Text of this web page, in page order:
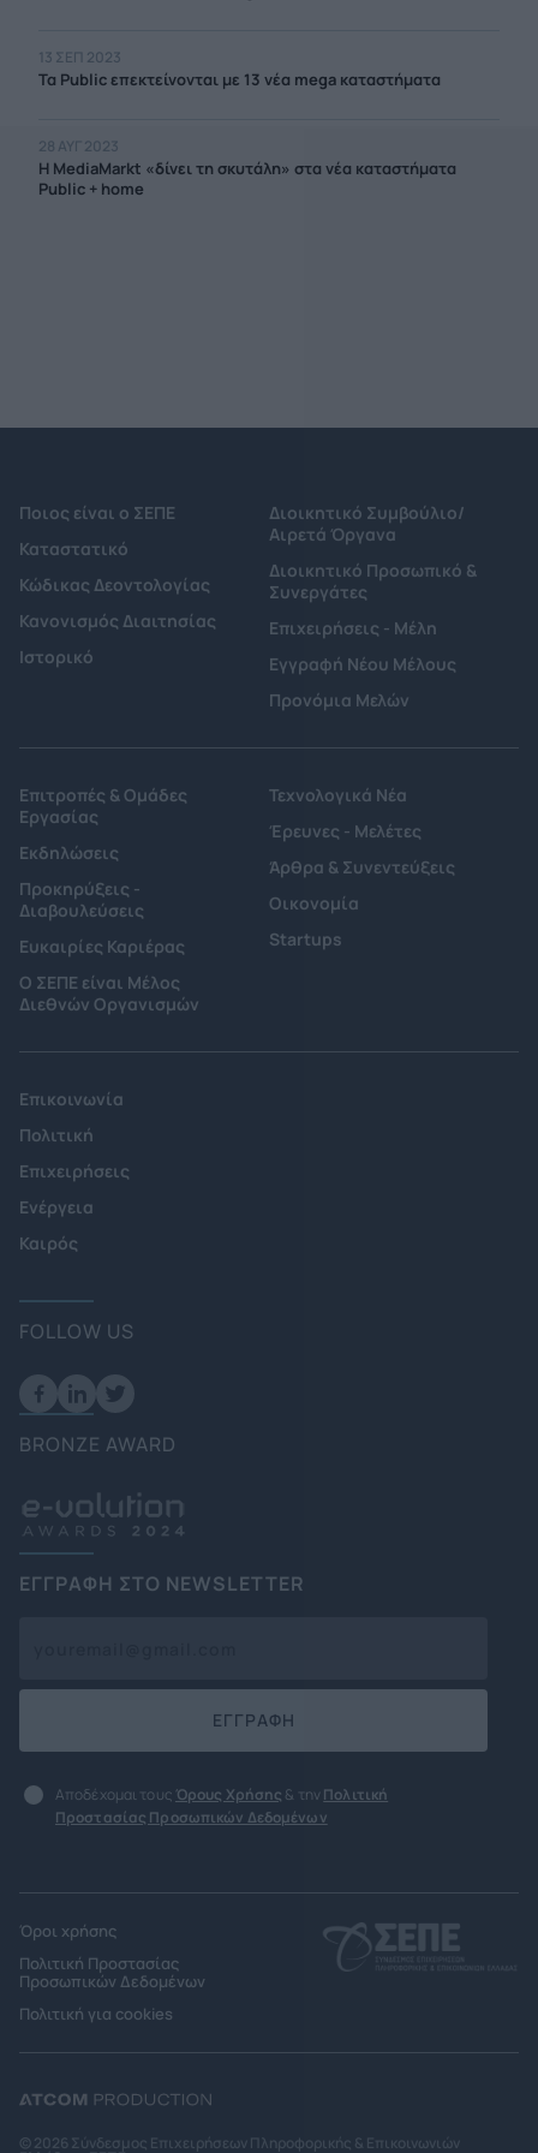
13 ΣΕΠ 2023
Τα Public επεκτείνονται με 13 νέα mega καταστήματα
28 ΑΥΓ 2023
Η MediaMarkt «δίνει τη σκυτάλη» στα νέα καταστήματα
Public + home
Ποιος είναι ο ΣΕΠΕ
Καταστατικό
Κώδικας Δεοντολογίας
Κανονισμός Διαιτησίας
Ιστορικό
Διοικητικό Συμβούλιο/
Αιρετά Όργανα
Διοικητικό Προσωπικό &
Συνεργάτες
Επιχειρήσεις - Μέλη
Εγγραφή Νέου Μέλους
Προνόμια Μελών
Επιτροπές & Ομάδες
Εργασίας
Εκδηλώσεις
Προκηρύξεις -
Διαβουλεύσεις
Ευκαιρίες Καριέρας
Ο ΣΕΠΕ είναι Μέλος
Διεθνών Οργανισμών
Τεχνολογικά Νέα
Έρευνες - Μελέτες
Άρθρα & Συνεντεύξεις
Οικονομία
Startups
Επικοινωνία
Πολιτική
Επιχειρήσεις
Ενέργεια
Καιρός
FOLLOW US
BRONZE AWARD
ΕΓΓΡΑΦΗ ΣΤΟ NEWSLETTER
ΕΓΓΡΑΦΗ
Αποδέχομαι τους Όρους Χρήσης & την Πολιτική
Προστασίας Προσωπικών Δεδομένων
Όροι χρήσης
Πολιτική Προστασίας
Προσωπικών Δεδομένων
Πολιτική για cookies
© 2026 Σύνδεσμος Επιχειρήσεων Πληροφορικής & Επικοινωνιών